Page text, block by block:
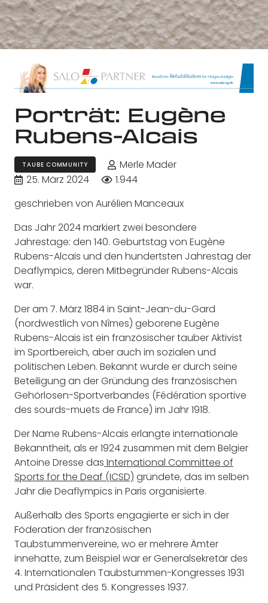
Porträt: Eugène
Rubens-Alcais
TAUBE COMMUNITY
Merle Mader
25. März 2024
1.944
geschrieben von Aurélien Manceaux
Das Jahr 2024 markiert zwei besondere
Jahrestage: den 140. Geburtstag von Eugène
Rubens-Alcais und den hundertsten Jahrestag der
Deaflympics, deren Mitbegründer Rubens-Alcais
war.
Der am 7. März 1884 in Saint-Jean-du-Gard
(nordwestlich von Nîmes) geborene Eugène
Rubens-Alcais ist ein französischer tauber Aktivist
im Sportbereich, aber auch im sozialen und
politischen Leben. Bekannt wurde er durch seine
Beteiligung an der Gründung des französischen
Gehörlosen-Sportverbandes (Fédération sportive
des sourds-muets de France) im Jahr 1918.
Der Name Rubens-Alcais erlangte internationale
Bekanntheit, als er 1924 zusammen mit dem Belgier
Antoine Dresse das International Committee of
Sports for the Deaf (ICSD) gründete, das im selben
Jahr die Deaflympics in Paris organisierte.
Außerhalb des Sports engagierte er sich in der
Föderation der französischen
Taubstummenvereine, wo er mehrere Ämter
innehatte, zum Beispiel war er Generalsekretär des
4. Internationalen Taubstummen-Kongresses 1931
und Präsident des 5. Kongresses 1937.